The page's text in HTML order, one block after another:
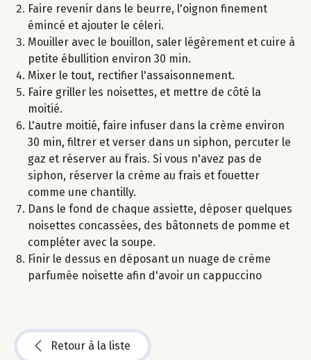
Faire revenir dans le beurre, l'oignon finement
émincé et ajouter le céleri.
Mouiller avec le bouillon, saler légèrement et cuire à
petite ébullition environ 30 min.
Mixer le tout, rectifier l'assaisonnement.
Faire griller les noisettes, et mettre de côté la
moitié.
L'autre moitié, faire infuser dans la crème environ
30 min, filtrer et verser dans un siphon, percuter le
gaz et réserver au frais. Si vous n'avez pas de
siphon, réserver la crème au frais et fouetter
comme une chantilly.
Dans le fond de chaque assiette, déposer quelques
noisettes concassées, des bâtonnets de pomme et
compléter avec la soupe.
Finir le dessus en déposant un nuage de crème
parfumée noisette afin d'avoir un cappuccino
Retour à la liste